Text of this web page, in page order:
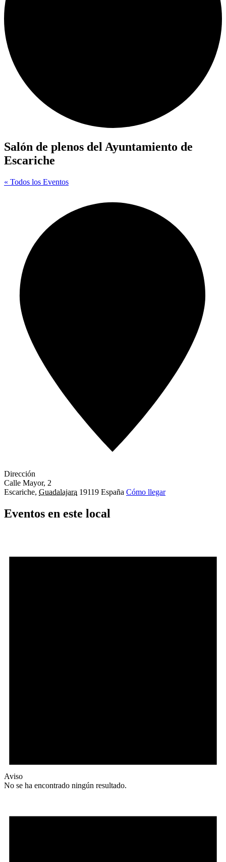
Salón de plenos del Ayuntamiento de
Escariche
« Todos los Eventos
Dirección
Calle Mayor, 2
Escariche, Guadalajara 19119 España Cómo llegar
Eventos en este local
Aviso
No se ha encontrado ningún resultado.